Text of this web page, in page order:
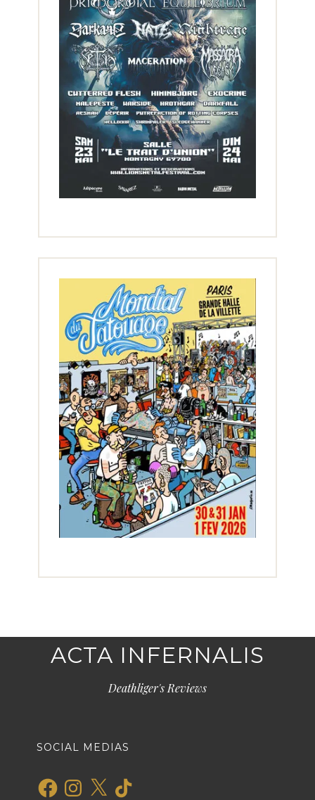
ACTA INFERNALIS
Deathliger's Reviews
SOCIAL MEDIAS
FacebookInstagram
X TikTok